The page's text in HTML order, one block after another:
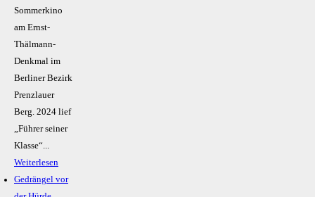
Sommerkino
am Ernst-
Thälmann-
Denkmal im
Berliner Bezirk
Prenzlauer
Berg. 2024 lief
„Führer seiner
Klasse“...
Weiterlesen
Gedrängel vor